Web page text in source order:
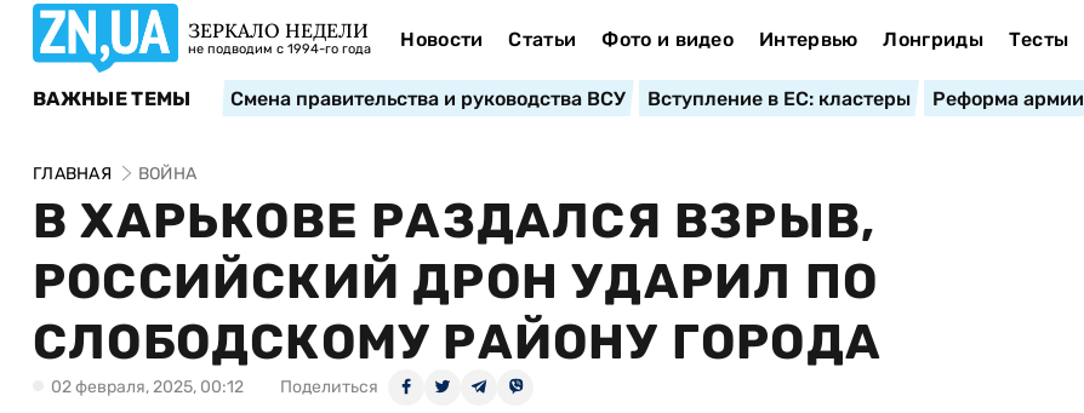
ЗЕРКАЛО НЕДЕЛИ
не подводим с 1994-го года Новости Статьи Фото и видео Интервью Лонгриды Тесты
ВАЖНЫЕ ТЕМЫ Смена правительства и руководства ВСУ Вступление в ЕС: кластеры Реформа армии
ГЛАВНАЯ ВОЙНА
В ХАРЬКОВЕ РАЗДАЛСЯ ВЗРЫВ,
РОССИЙСКИЙ ДРОН УДАРИЛ ПО
СЛОБОДСКОМУ РАЙОНУ ГОРОДА
02 февраля, 2025, 00:12 Поделиться